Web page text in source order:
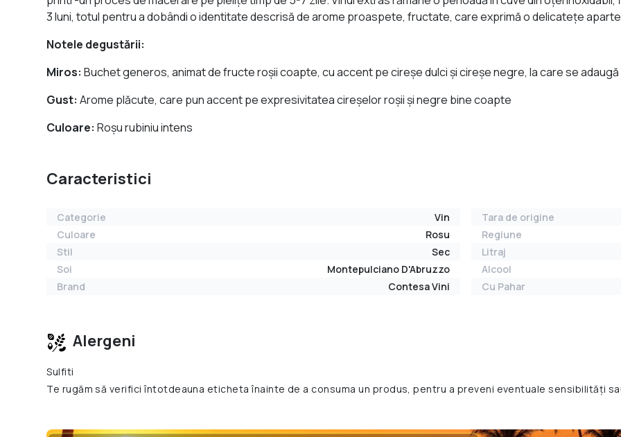
3 luni, totul pentru a dobândi o identitate descrisă de arome proaspete, fructate, care exprimă o delicateţe
Notele degustării:
Miros: Buchet generos, animat de fructe roșii coapte, cu accent pe cireşe dulci şi cireşe negre, la care se
Gust:Arome plăcute, care pun accent pe expresivitatea cireşelor roşii şi negre bine coapte
Culoare: Roșu rubiniu intens
Caracteristici
Categorie
Vin
Culoare
Rosu
Stil
Sec
Soi
Montepulciano D'Abruzzo
Brand
Contesa Vini
Tara de origine
Regiune
Litraj
Alcool
Cu Pahar
Alergeni
Sulfiti
Te rugăm să verifici întotdeauna eticheta înainte de a consuma un produs, pentru a preveni eventuale sensibilități